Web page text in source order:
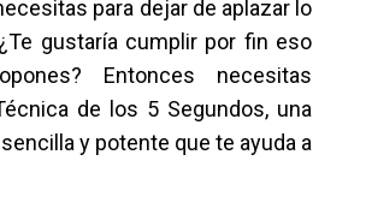
para dejar de aplazar lo
gustaría cumplir por fin eso
Entonces necesitas
de los 5 Segundos, una
y potente que te ayuda a